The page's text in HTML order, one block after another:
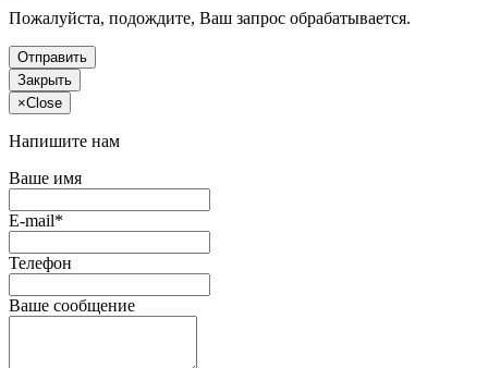
Пожалуйста, подождите, Ваш запрос обрабатывается.
Отправить
Закрыть
×Close
Напишите нам
Ваше имя
E-mail*
Телефон
Ваше сообщение